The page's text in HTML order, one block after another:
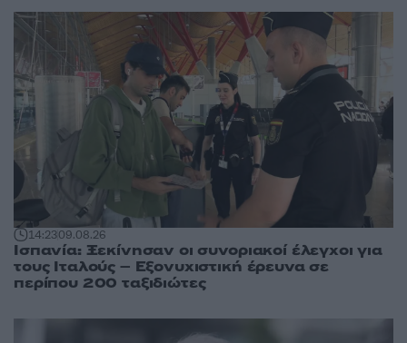
14:2309.08.26
Ισπανία: Ξεκίνησαν οι συνοριακοί έλεγχοι για
τους Ιταλούς – Εξονυχιστική έρευνα σε
περίπου 200 ταξιδιώτες